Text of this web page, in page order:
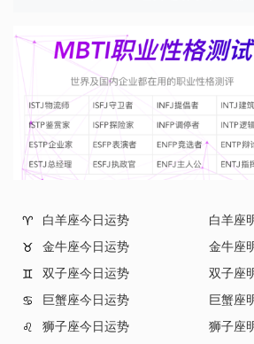
♈ 白羊座今日运势
白羊座
♉
金牛座今日运势
金牛座
♊
双子座今日运势
双子座
♋
巨蟹座今日运势
巨蟹座
♌
狮子座今日运势
狮子座